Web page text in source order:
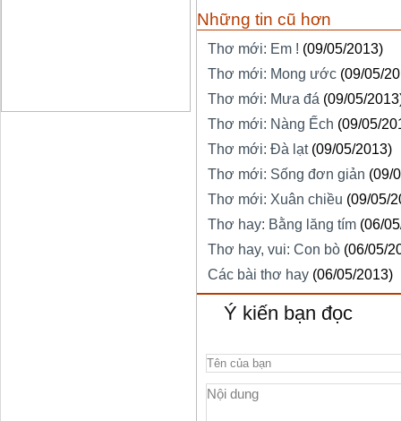
Những tin cũ hơn
Thơ mới: Em ! (09/05/2013)
Thơ mới: Mong ước (09/05/
Thơ mới: Mưa đá (09/05/
Thơ mới: Nàng Ếch (09/05/
Thơ mới: Đà lạt (09/05/2013)
Thơ mới: Sống đơn giản (09/
Thơ mới: Xuân chiều (09/05/
Thơ hay: Bằng lăng tím (06/
Thơ hay, vui: Con bò (06/05/
Các bài thơ hay (06/05/2013)
Ý kiến bạn đọc